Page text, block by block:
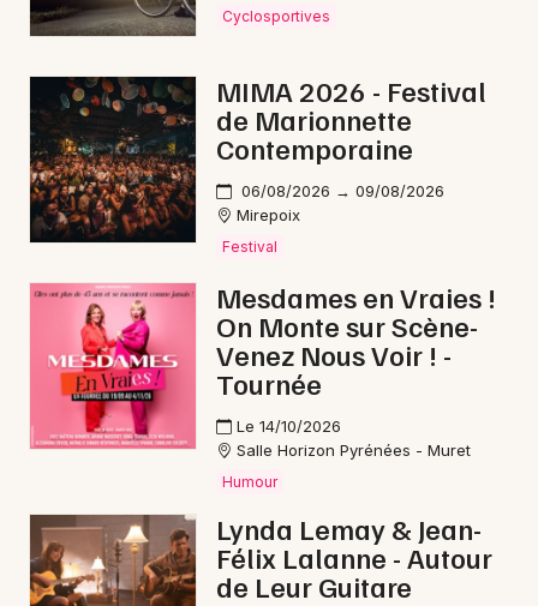
Newsletter des sorties
Artistes en tournée
Actus à Saint-Girons
Magazine à Saint-Girons
Mon email
Cyclosportives
MIMA 2026 - Festival
de Marionnette
Contemporaine
06/08/2026 → 09/08/2026
Mirepoix
Festival
Mesdames en Vraies !
On Monte sur Scène-
Venez Nous Voir ! -
Tournée
Le 14/10/2026
Salle Horizon Pyrénées - Muret
Humour
Lynda Lemay & Jean-
Félix Lalanne - Autour
de Leur Guitare